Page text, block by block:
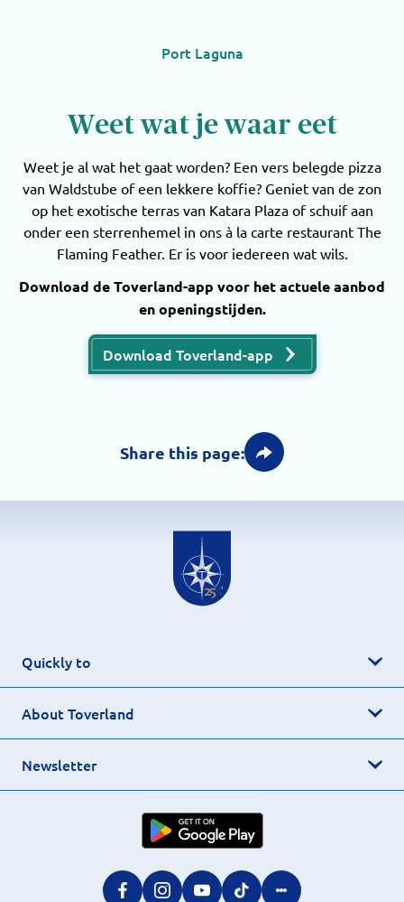
Port Laguna
Weet wat je waar eet
Weet je al wat het gaat worden? Een vers belegde pizza
van Waldstube of een lekkere koffie? Geniet van de zon
op het exotische terras van Katara Plaza of schuif aan
onder een sterrenhemel in ons à la carte restaurant The
Flaming Feather. Er is voor iedereen wat wils.
Download de Toverland-app voor het actuele aanbod
en openingstijden.
Download Toverland-app
Share this page:
Quickly to
About Toverland
Newsletter